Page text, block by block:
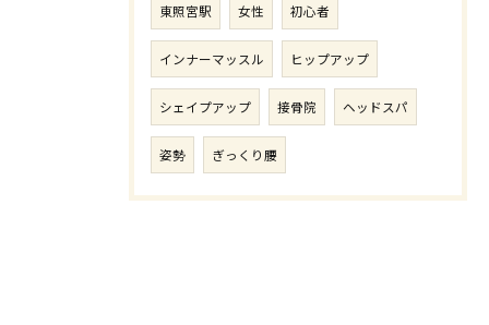
東照宮駅 女性 初心者
インナーマッスル ヒップアップ
シェイプアップ 接骨院 ヘッドスパ
姿勢 ぎっくり腰